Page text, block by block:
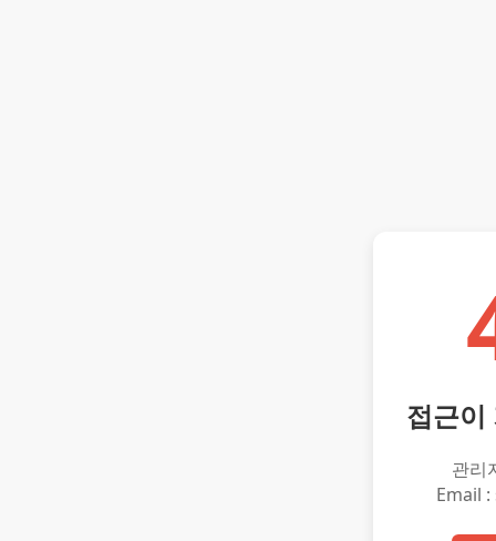
접근이
관리
Email